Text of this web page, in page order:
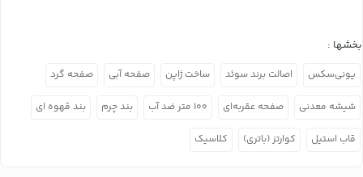
بخشها :
یونی‌سکس اصالت برند سوئد ساخت ژاپن صفحه آبی صفحه گرد
شیشه معدنی صفحه عقربه‌ای ۱۰۰ متر ضد آب بند چرم بند قهوه ای
قاب استیل کوارتز (باتری) کلاسیک